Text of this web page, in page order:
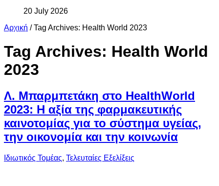
20 July 2026
Αρχική / Tag Archives: Health World 2023
Tag Archives: Health World
2023
Λ. Μπαρμπετάκη στο HealthWorld
2023: Η αξία της φαρμακευτικής
καινοτομίας για το σύστημα υγείας,
την οικονομία και την κοινωνία
Ιδιωτικός Τομέας, Τελευταίες Εξελίξεις